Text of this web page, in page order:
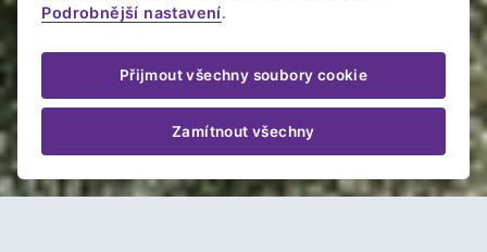
Podrobnější nastavení.
Přijmout všechny soubory cookie
Zamítnout všechny